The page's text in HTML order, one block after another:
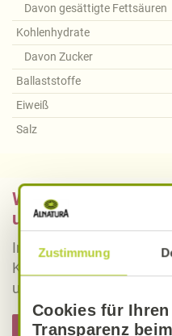
Zustimmung
Cookies für
Transparenz
Davon gesättigte Fettsäuren
Kohlenhydrate
Davon Zucker
Ballaststoffe
Eiweiß
Salz
Was bedeutet
und laktosefrei bei
Informieren Sie sich
Kennzeichnung von
und laktosefreien
Hier informieren